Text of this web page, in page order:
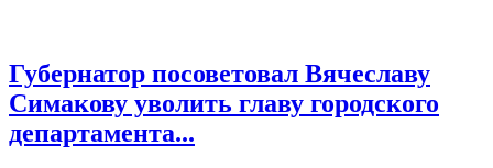
Губернатор посоветовал Вячеславу
Симакову уволить главу городского
департамента...